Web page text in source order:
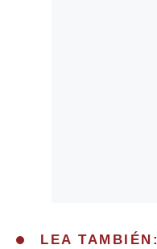
LEA TAMBIÉN: